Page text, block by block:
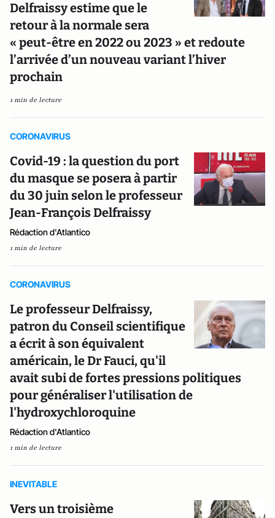
Delfraissy estime que le
retour à la normale sera
« peut-être en 2022 ou 2023 » et redoute
l’arrivée d’un nouveau variant l’hiver
prochain
1 min de lecture
CORONAVIRUS
Covid-19 : la question du port
du masque se posera à partir
du 30 juin selon le professeur
Jean-François Delfraissy
Rédaction d'Atlantico
1 min de lecture
CORONAVIRUS
Le professeur Delfraissy,
patron du Conseil scientifique
a écrit à son équivalent
américain, le Dr Fauci, qu'il
avait subi de fortes pressions politiques
pour généraliser l'utilisation de
l'hydroxychloroquine
Rédaction d'Atlantico
1 min de lecture
INEVITABLE
Vers un troisième